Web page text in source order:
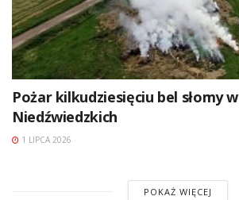
Pożar kilkudziesięciu bel słomy w
Niedźwiedzkich
1 LIPCA 2026
POKAŻ WIĘCEJ